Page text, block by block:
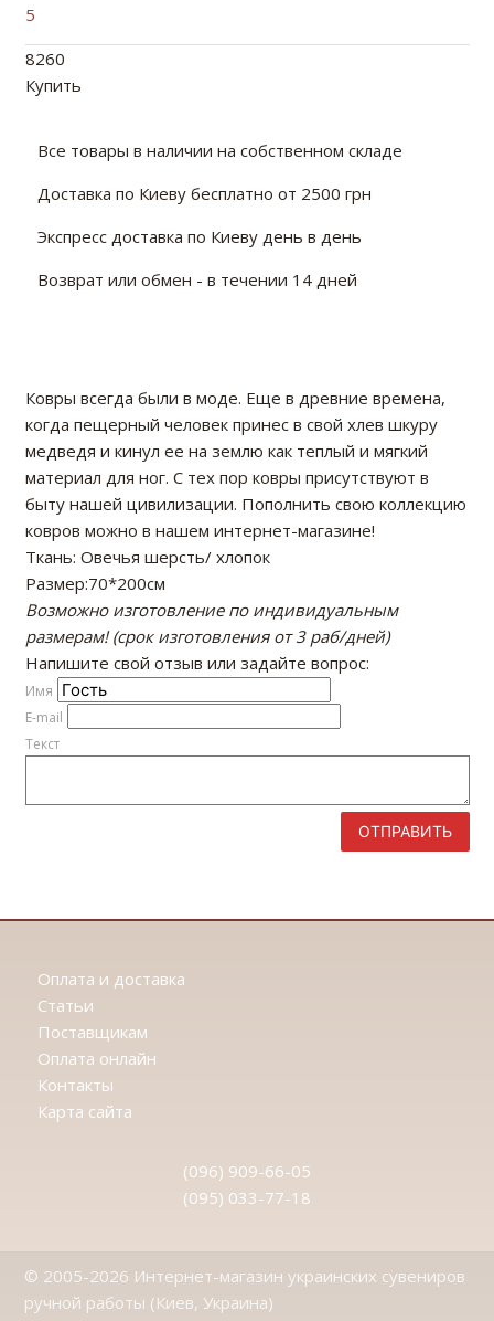
5
8260
Купить
Все товары в наличии на собственном складе
Доставка по Киеву бесплатно от 2500 грн
Экспресс доставка по Киеву день в день
Возврат или обмен - в течении 14 дней
Ковры всегда были в моде. Еще в древние времена,
когда пещерный человек принес в свой хлев шкуру
медведя и кинул ее на землю как теплый и мягкий
материал для ног. С тех пор ковры присутствуют в
быту нашей цивилизации. Пополнить свою коллекцию
ковров можно в нашем интернет-магазине!
Ткань: Овечья шерсть/ хлопок
Размер:70*200см
Возможно изготовление по индивидуальным
размерам! (срок изготовления от 3 раб/дней)
Напишите свой отзыв или задайте вопрос:
Имя
E-mail
Текст
ОТПРАВИТЬ
Оплата и доставка
Статьи
Поставщикам
Оплата онлайн
Контакты
Карта сайта
(096) 909-66-05
(095) 033-77-18
© 2005-2026 Интернет-магазин украинских сувениров
ручной работы (Киев, Украина)